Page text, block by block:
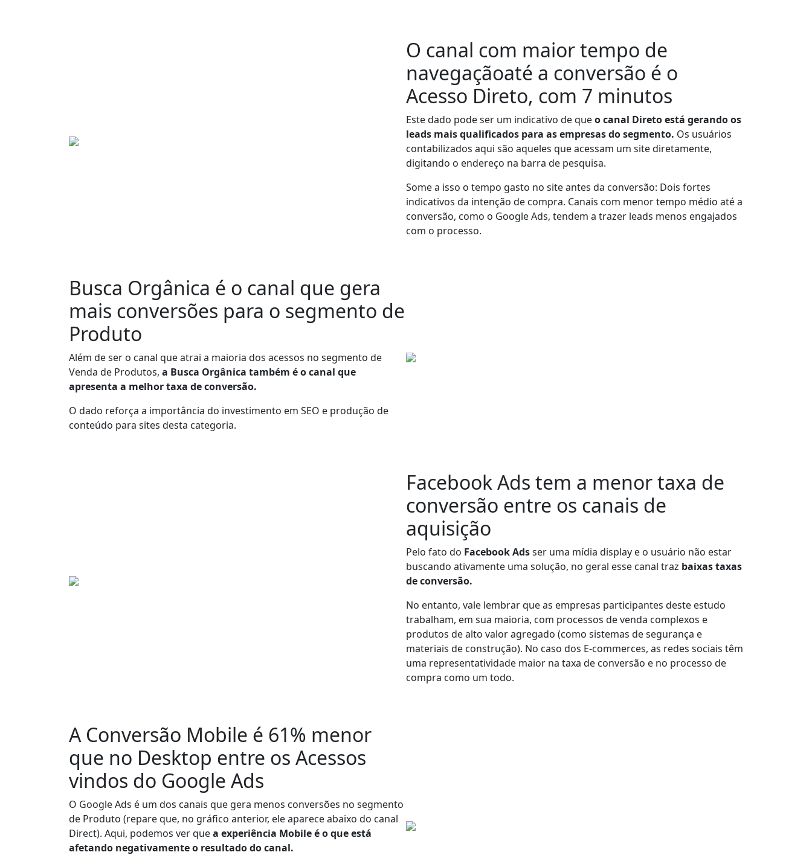
O canal com maior tempo de
navegaçãoaté a conversão é o
Acesso Direto, com 7 minutos
Este dado pode ser um indicativo de queo canal Direto está gerando os
leads mais qualificados para as empresas do segmento. Os usuários
contabilizados aqui são aqueles que acessam um site diretamente,
digitando o endereço na barra de pesquisa.
Some a isso o tempo gasto no site antes da conversão: Dois fortes
indicativos da intenção de compra. Canais com menor tempo médio até a
conversão, como o Google Ads, tendem a trazer leads menos engajados
com o processo.
Busca Orgânica é o canal que gera
mais conversões para o segmento de
Produto
Além de ser o canal que atrai a maioria dos acessos no segmento de
Venda de Produtos, a Busca Orgânica também é o canal que
apresenta a melhor taxa de conversão.
O dado reforça a importância do investimento em SEO e produção de
conteúdo para sites desta categoria.
Facebook Ads tem a menor taxa de
conversão entre os canais de
aquisição
Pelo fato do Facebook Adsser uma mídia display e o usuário não estar
buscando ativamente uma solução, no geral esse canal traz baixas taxas
de conversão.
No entanto, vale lembrar que as empresas participantes deste estudo
trabalham, em sua maioria, com processos de venda complexos e
produtos de alto valor agregado (como sistemas de segurança e
materiais de construção). No caso dos E-commerces, as redes sociais têm
uma representatividade maior na taxa de conversão e no processo de
compra como um todo.
A Conversão Mobile é 61% menor
que no Desktop entre os Acessos
vindos do Google Ads
O Google Ads é um dos canais que gera menos conversões no segmento
de Produto (repare que, no gráfico anterior, ele aparece abaixo do canal
Direct). Aqui, podemos ver quea experiência Mobile é o que está
afetando negativamente o resultado do canal.